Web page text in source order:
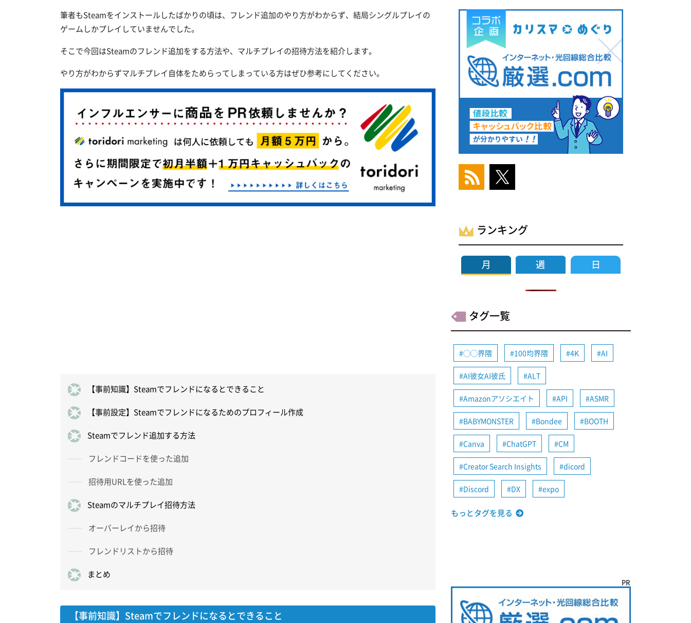
筆者もSteamをインストールしたばかりの頃は、フレンド追加のやり方がわからず、結局シングルプレイの
ゲームしかプレイしていませんでした。
そこで今回はSteamのフレンド追加をする方法や、マルチプレイの招待方法を紹介します。
やり方がわからずマルチプレイ自体をためらってしまっている方はぜひ参考にしてください。
【事前知識】Steamでフレンドになるとできること
【事前設定】Steamでフレンドになるためのプロフィール作成
Steamでフレンド追加する方法
フレンドコードを使った追加
招待用URLを使った追加
Steamのマルチプレイ招待方法
オーバーレイから招待
フレンドリストから招待
まとめ
【事前知識】Steamでフレンドになるとできること
ランキング
タグ一覧
◯◯界隈 100均界隈 4K AI
AI彼女AI彼氏 ALT
Amazonアソシエイト API ASMR
BABYMONSTER Bondee BOOTH
Canva ChatGPT CM
Creator Search Insights dicord
Discord DX expo
もっとタグを見る
PR